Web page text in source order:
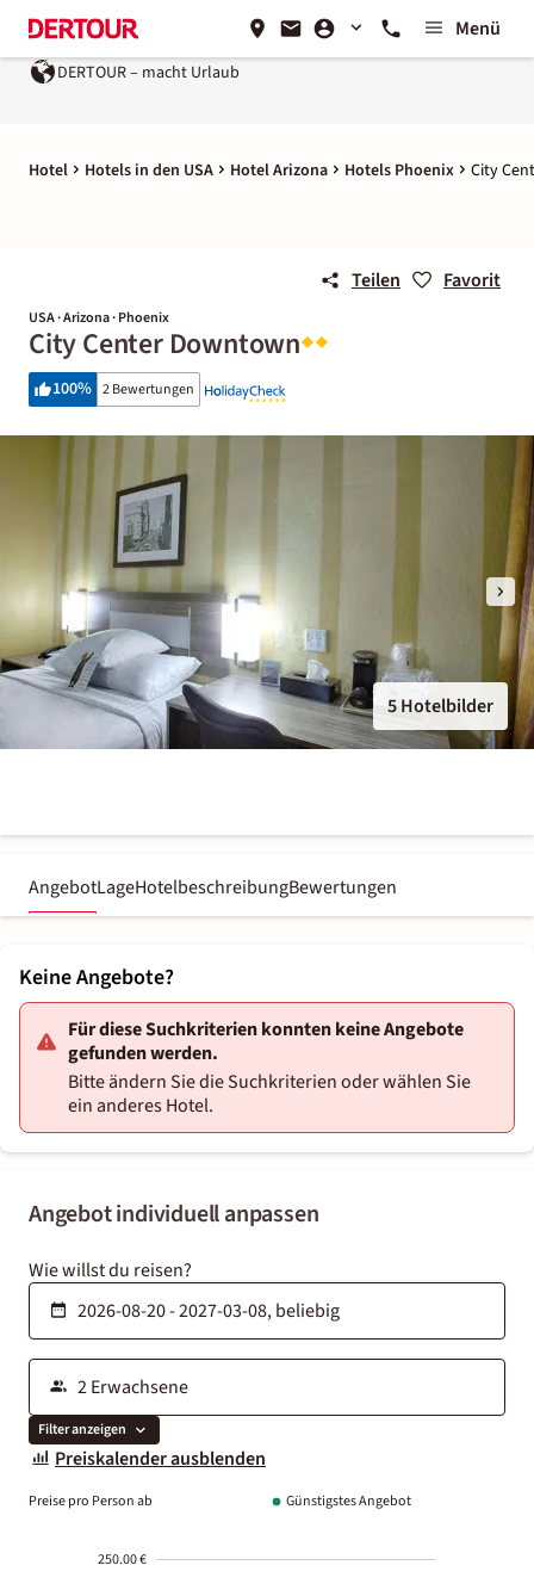
Menü
DERTOUR – macht Urlaub
Hotel Hotels in den USA Hotel Arizona Hotels Phoenix City
Teilen Favorit
USA · Arizona · Phoenix
City Center Downtown
100% 2 Bewertungen
5 Hotelbilder
AngebotLageHotelbeschreibungBewertungen
Angebot individuell anpassen
Wie willst du reisen?
Filter anzeigen
Preiskalender ausblenden
Preise pro Person ab Günstigstes Angebot
250.00 €
Keine Angebote?
Für diese Suchkriterien konnten keine Angebote
gefunden werden.
Bitte ändern Sie die Suchkriterien oder wählen Sie
ein anderes Hotel.